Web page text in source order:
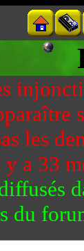
les
a 33
du